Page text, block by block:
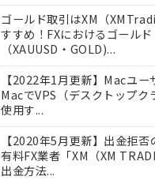
ゴールド取引はXM（
すすめ！FXにおけるゴールド
（XAUUSD・GOLD)...
【2022年1月更新】Macユー
MacでVPS（デスクトップク
使用す...
【2020年5月更新】出金拒否
有料FX業者「XM（XM
出金方法...